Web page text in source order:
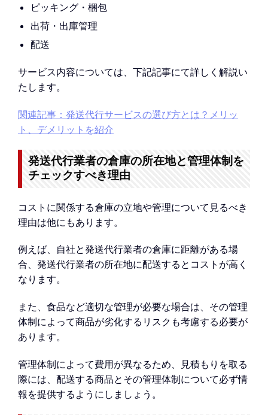
ピッキング・梱包
出荷・出庫管理
配送
サービス内容については、下記記事にて詳しく解説い
たします。
関連記事：発送代行サービスの選び方とは？メリッ
ト、デメリットを紹介
発送代行業者の倉庫の所在地と管理体制を
チェックすべき理由
コストに関係する倉庫の立地や管理について見るべき
理由は他にもあります。
例えば、自社と発送代行業者の倉庫に距離がある場
合、発送代行業者の所在地に配送するとコストが高く
なります。
また、食品など適切な管理が必要な場合は、その管理
体制によって商品が劣化するリスクも考慮する必要が
あります。
管理体制によって費用が異なるため、見積もりを取る
際には、配送する商品とその管理体制について必ず情
報を提供するようにしましょう。